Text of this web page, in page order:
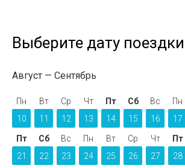
Выберите дату поездки
Август Сентябрь
Пн
10
Вт
11
Ср
12
Чт
13
Пт
14
Сб
15
Вс
16
Пн
17
Пт
21
Сб
22
Вс
23
Пн
24
Вт
25
Ср
26
Чт
27
Пт
28